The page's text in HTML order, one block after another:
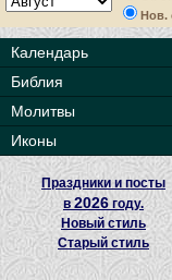
Нов.
Календарь
Библия
Молитвы
Иконы
Праздники и посты
в2026 году.
Новый стиль
Старый стиль